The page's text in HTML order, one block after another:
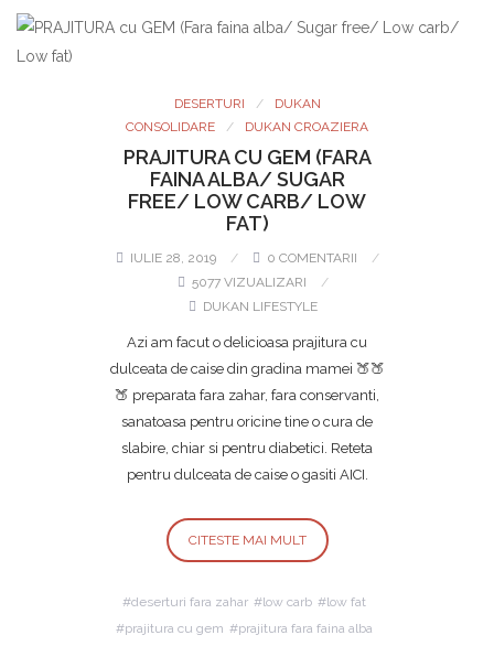
DESERTURI
DUKAN
CONSOLIDARE
DUKAN CROAZIERA
PRAJITURA CU GEM (FARA
FAINA ALBA/ SUGAR
FREE/ LOW CARB/ LOW
FAT)
IULIE 28, 2019
0 COMENTARII
5077 VIZUALIZARI
DUKAN LIFESTYLE
Azi am facut o delicioasa prajitura cu
dulceata de caise din gradina mamei 🍑🍑
🍑 preparata fara zahar, fara conservanti,
sanatoasa pentru oricine tine o cura de
slabire, chiar si pentru diabetici. Reteta
pentru dulceata de caise o gasiti AICI.
CITESTE MAI MULT
deserturi fara zahar low carb
low fat
prajitura cu gem
prajitura fara faina alba